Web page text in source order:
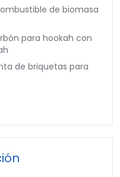
de biomasa
para hookah con
de briquetas para